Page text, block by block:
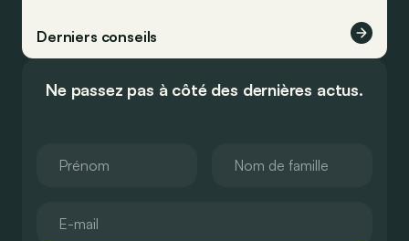
Derniers conseils
Ne passez pas à côté des dernières actus.